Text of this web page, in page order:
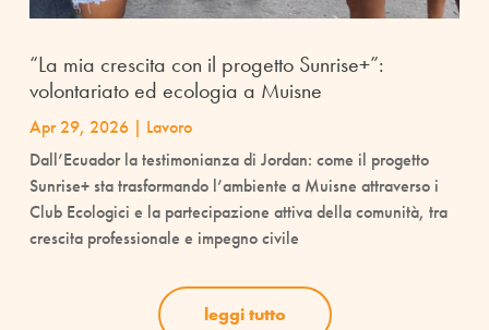
“La mia crescita con il progetto Sunrise+”:
volontariato ed ecologia a Muisne
Apr 29, 2026| Lavoro
Dall’Ecuador la testimonianza di Jordan: come il progetto
Sunrise+ sta trasformando l’ambiente a Muisne attraverso i
Club Ecologici e la partecipazione attiva della comunità, tra
crescita professionale e impegno civile
leggi tutto